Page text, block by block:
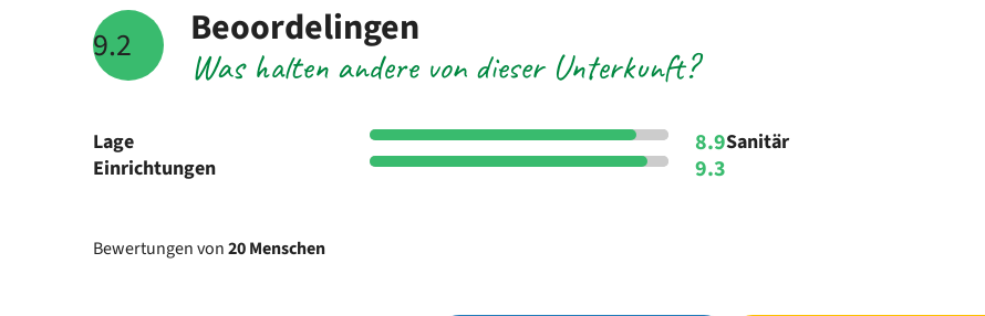
9.2 Was halten andere von dieser Unterkunft?
Beoordelingen
Lage 8.9Sanitär
Einrichtungen 9.3
Bewertungen von20 Menschen